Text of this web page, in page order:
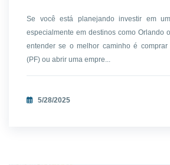
Se você está planejando investir em
especialmente em destinos como Orlando
entender se o melhor caminho é comprar
(PF) ou abrir uma empre...
5/28/2025